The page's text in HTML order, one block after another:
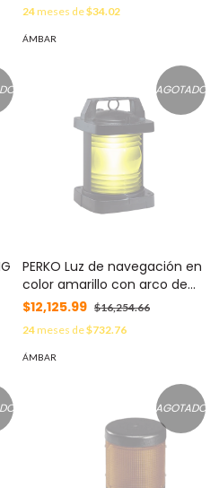
Con Montaje Magnético
MOD: YD10030
24meses de$34.02
ÁMBAR
AGOTADO
PERKO Luz de navegación en
color amarillo con arco de
visibilidad de 135° MOD: 1374-
$12,125.99 $16,254.66
24meses de$732.76
ÁMBAR
AGOTADO